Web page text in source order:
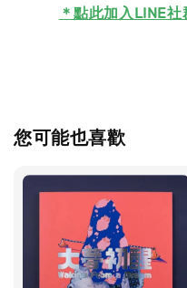
＊點此加入LINE社
您可能也喜歡